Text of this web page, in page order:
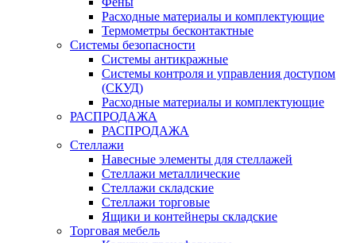
Расходные материалы и комплектующие
Термометры бесконтактные
Системы безопасности
Системы антикражные
Системы контроля и управления доступом
(СКУД)
Расходные материалы и комплектующие
РАСПРОДАЖА
РАСПРОДАЖА
Стеллажи
Навесные элементы для стеллажей
Стеллажи металлические
Стеллажи складские
Стеллажи торговые
Ящики и контейнеры складские
Торговая мебель